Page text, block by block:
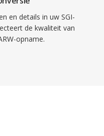
en details in uw SGI-
de kwaliteit van
opname.